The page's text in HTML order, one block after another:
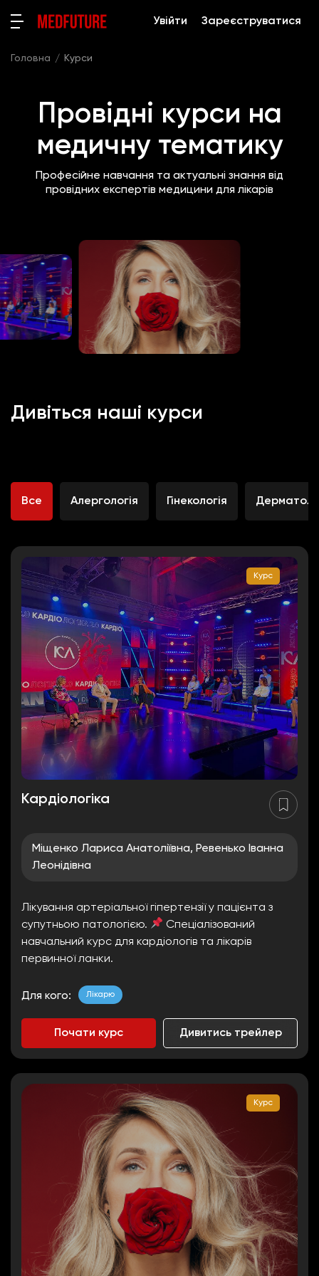
Увійти Зареєструватися
Головна Курси
Провідні курси на
медичну тематику
Професійне навчання та актуальні знання від
провідних експертів медицини для лікарів
Дивіться наші курси
Все Алергологія Гінекологія
Курс
Кардіологіка
Міщенко Лариса Анатоліївна, Ревенько Іванна
Леонідівна
Лікування артеріальної гіпертензії у пацієнта з
супутньою патологією.
Спеціалізований
навчальний курс для кардіологів та лікарів
первинної ланки.
Для кого: Лікарю
Почати курс Дивитись трейлер
Курс